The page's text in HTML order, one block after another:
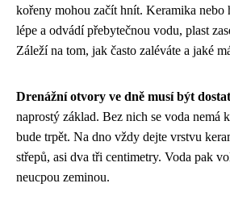
kořeny mohou začít hnít. Keramika nebo
lépe a odvádí přebytečnou vodu, plast
Záleží na tom, jak často zaléváte a jaké
Drenážní otvory ve dně musí být
naprostý základ. Bez nich se voda nemá
bude trpět. Na dno vždy dejte vrstvu
střepů, asi dva tři centimetry. Voda pak
neucpou zeminou.